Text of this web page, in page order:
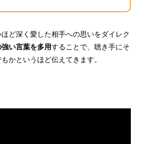
ど深く愛した相手への思いをダイレク
い言葉を多用することで、聴き手にそ
かというほど伝えてきます。